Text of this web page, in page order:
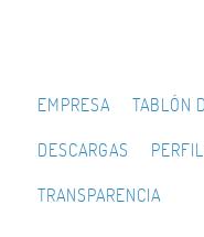
EMPRESA TABLÓN
DESCARGAS
TRANSPARENCIA